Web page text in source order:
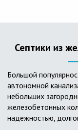
Септики из
Большой
автономной
небольших
железобетонных
надежностью,